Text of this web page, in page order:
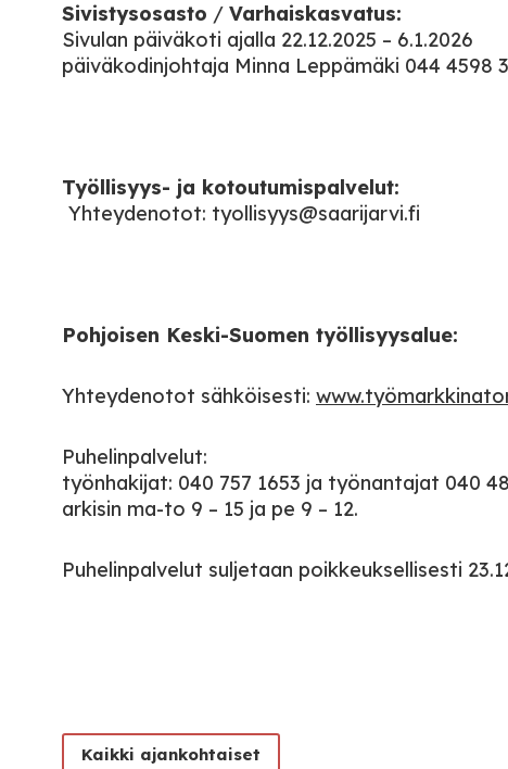
Sivistysosasto / Varhaiskasvatus:
Sivulan päiväkoti ajalla 22.12.2025 – 6.1.2026
päiväkodinjohtaja Minna Leppämäki 044 4598
Työllisyys- ja kotoutumispalvelut:
Yhteydenotot: tyollisyys@saarijarvi.fi
Pohjoisen Keski-Suomen työllisyysalue:
Yhteydenotot sähköisesti:
Puhelinpalvelut:
työnhakijat: 040 757 1653 ja työnantajat 040
arkisin ma-to 9 – 15 ja pe 9 – 12.
Puhelinpalvelut suljetaan poikkeuksellisesti
Kaikki ajankohtaiset